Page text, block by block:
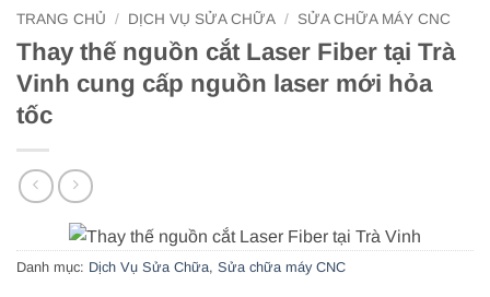
TRANG CHỦ / DỊCH VỤ SỬA CHỮA / SỬA CHỮA MÁY CNC
Thay thế nguồn cắt Laser Fiber tại Trà
Vinh cung cấp nguồn laser mới hỏa
tốc
Danh mục: Dịch Vụ Sửa Chữa, Sửa chữa máy CNC